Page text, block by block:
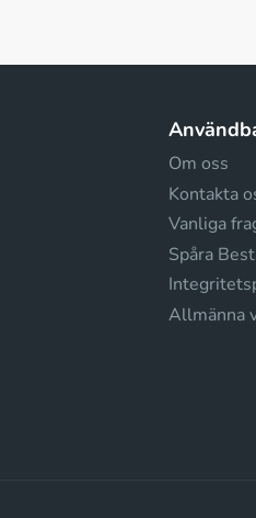
Om oss
Kontakta
Vanliga
Spåra
Allmänna